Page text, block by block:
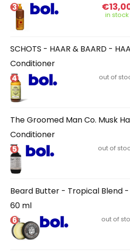
3
in stock
SCHOTS - HAAR & BAARD -
Conditioner
4 out of
The Groomed Man Co. Musk
Conditioner
5 out of
Beard Butter - Tropical Blend
60 ml
6 out of